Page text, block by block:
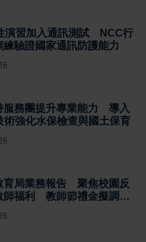
演習加入通訊測試 NCC行
驗證國家通訊防護能力
服務團提升專業能力 導入
術強化水保檢查與國土保育
育局業務報告 聚焦校園反
師福利 教師節禮金擬調升